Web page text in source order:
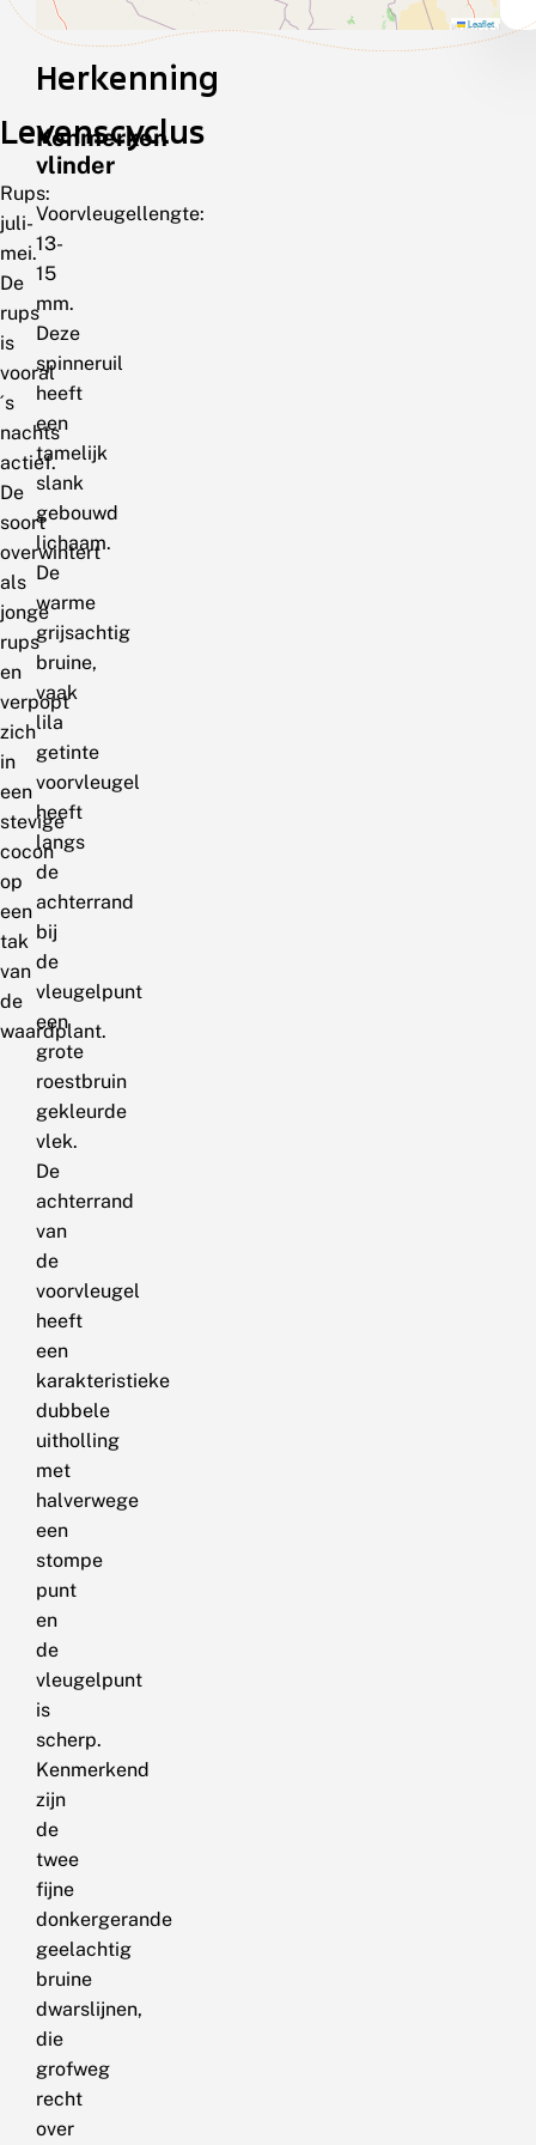
Leaflet
Levenscyclus
Rups:
juli-
mei.
De
rups
is
vooral
´s
nachts
actief.
De
soort
overwintert
als
jonge
rups
en
verpopt
zich
in
een
stevige
cocon
op
een
tak
van
de
waardplant.
Herkenning
Kenmerken
vlinder
Voorvleugellengte:
13-
15
mm.
Deze
spinneruil
heeft
een
tamelijk
slank
gebouwd
lichaam.
De
warme
grijsachtig
bruine,
vaak
lila
getinte
voorvleugel
heeft
langs
de
achterrand
bij
de
vleugelpunt
een
grote
roestbruin
gekleurde
vlek.
De
achterrand
van
de
voorvleugel
heeft
een
karakteristieke
dubbele
uitholling
met
halverwege
een
stompe
punt
en
de
vleugelpunt
is
scherp.
Kenmerkend
zijn
de
twee
fijne
donkergerande
geelachtig
bruine
dwarslijnen,
die
grofweg
recht
over